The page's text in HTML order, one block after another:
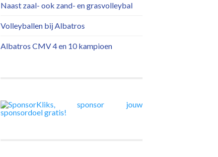
Naast zaal- ook zand- en grasvolleybal
Volleyballen bij Albatros
Albatros CMV 4 en 10 kampioen